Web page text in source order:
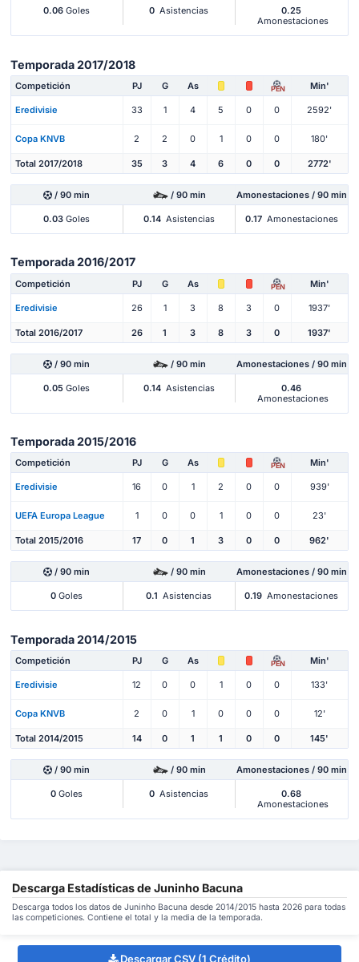
0.06 Goles 0 Asistencias
0.25
Amonestaciones
Temporada 2017/2018
Competición PJ G As PEN Min'
Eredivisie 33 1 4 5 0 0 2592'
Copa KNVB 2 2 0 1 0 0 180'
Total 2017/2018 35 3 4 6 0 0 2772'
/ 90 min / 90 min Amonestaciones / 90 min
0.03 Goles 0.14 Asistencias 0.17 Amonestaciones
Temporada 2016/2017
Competición PJ G As PEN Min'
Eredivisie 26 1 3 8 3 0 1937'
Total 2016/2017 26 1 3 8 3 0 1937'
/ 90 min / 90 min Amonestaciones / 90 min
0.05 Goles 0.14 Asistencias
0.46
Amonestaciones
Temporada 2015/2016
Competición PJ G As PEN Min'
Eredivisie 16 0 1 2 0 0 939'
UEFA Europa League 1 0 0 1 0 0 23'
Total 2015/2016 17 0 1 3 0 0 962'
/ 90 min / 90 min Amonestaciones / 90 min
0 Goles 0.1 Asistencias 0.19 Amonestaciones
Temporada 2014/2015
Competición PJ G As PEN Min'
Eredivisie 12 0 0 1 0 0 133'
Copa KNVB 2 0 1 0 0 0 12'
Total 2014/2015 14 0 1 1 0 0 145'
/ 90 min / 90 min Amonestaciones / 90 min
0 Goles 0 Asistencias
0.68
Amonestaciones
Descarga Estadísticas de Juninho Bacuna
Descarga todos los datos de Juninho Bacuna desde 2014/2015 hasta 2026 para todas
las competiciones. Contiene el total y la media de la temporada.
Descargar CSV (1 Crédito)